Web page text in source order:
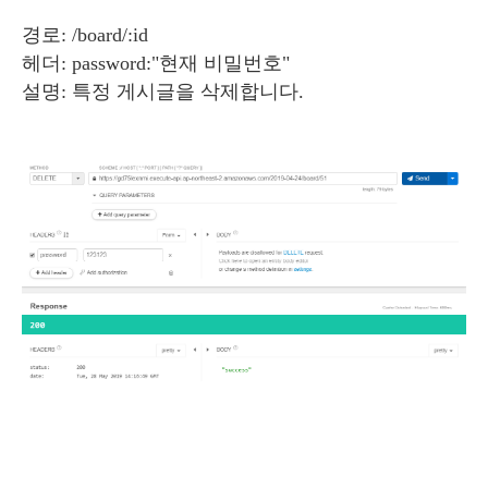
경로: /board/:id
헤더: password:"현재 비밀번호"
설명: 특정 게시글을 삭제합니다.